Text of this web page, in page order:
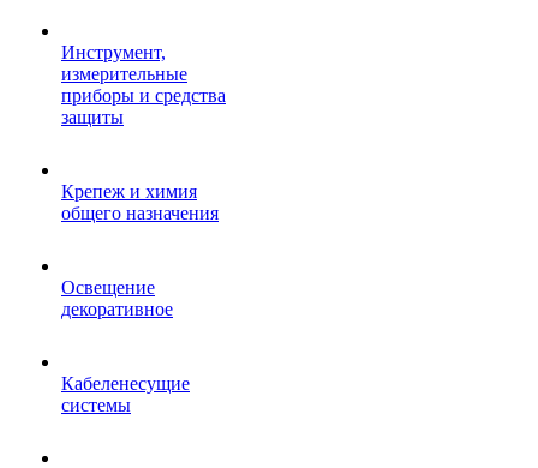
Инструмент,
измерительные
приборы и средства
защиты
Крепеж и химия
общего назначения
Освещение
декоративное
Кабеленесущие
системы